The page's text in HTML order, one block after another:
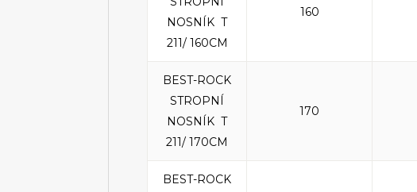
NOSNÍK T
211/ 160CM
160
BEST-ROCK
STROPNÍ
NOSNÍK T
211/ 170CM
170
BEST-ROCK